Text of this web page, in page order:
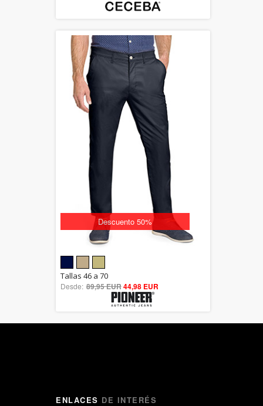
Descuento 50%
out of 5
Tallas 46 a 70
Desde: 89,95 EUR44,98 EUR
ENLACES DE INTERÉS